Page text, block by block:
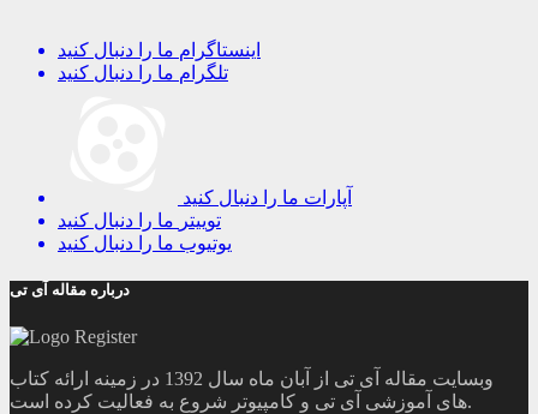
اینستاگرام ما را دنبال کنید
تلگرام ما را دنبال کنید
آپارات ما را دنبال کنید
توییتر ما را دنبال کنید
یوتیوب ما را دنبال کنید
درباره مقاله آی تی
وبسایت مقاله آی تی از آبان ماه سال 1392 در زمینه ارائه کتاب
های آموزشی آی تی و کامپیوتر شروع به فعالیت کرده است.